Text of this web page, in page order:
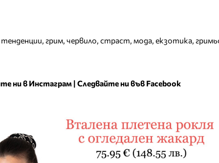
тенденции грим червило страст мода екзотика
ни в Инстаграм | Следвайте ни във Facebook